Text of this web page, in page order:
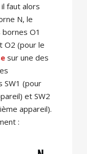
faut alors
N, le
O1
O2 (pour le
sur une des
SW1 (pour
et SW2
appareil).
: